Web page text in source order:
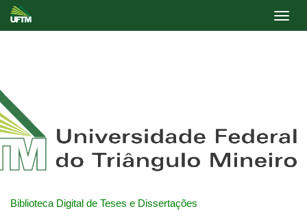
Biblioteca Digital de Teses e Dissertações